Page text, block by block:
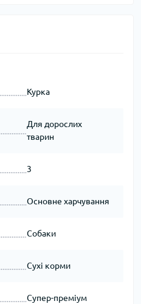
Курка
Для дорослих
тварин
3
Основне харчування
Собаки
Сухі корми
Супер-преміум